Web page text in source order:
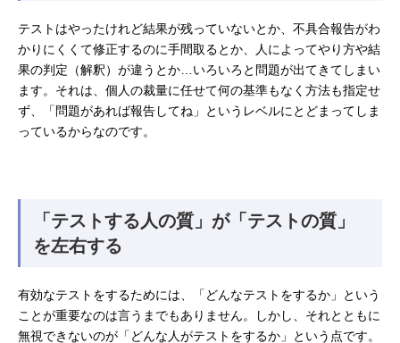
テストはやったけれど結果が残っていないとか、不具合報告がわ
かりにくくて修正するのに手間取るとか、人によってやり方や結
果の判定（解釈）が違うとか…いろいろと問題が出てきてしまい
ます。それは、個人の裁量に任せて何の基準もなく方法も指定せ
ず、「問題があれば報告してね」というレベルにとどまってしま
っているからなのです。
「テストする人の質」が「テストの質」
を左右する
有効なテストをするためには、「どんなテストをするか」という
ことが重要なのは言うまでもありません。しかし、それとともに
無視できないのが「どんな人がテストをするか」という点です。